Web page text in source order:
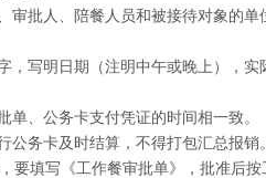
审批人、陪餐人员和被接待对象的
，写明日期（注明中午或晚上），
单、公务卡支付凭证的时间相一致。
公务卡及时结算，不得打包汇总报销。
要填写《工作餐审批单》，批准后